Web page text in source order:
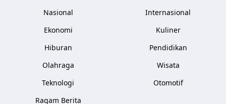
Nasional
Ekonomi
Hiburan
Olahraga
Teknologi
Ragam Berita
Internasional
Kuliner
Pendidikan
Wisata
Otomotif